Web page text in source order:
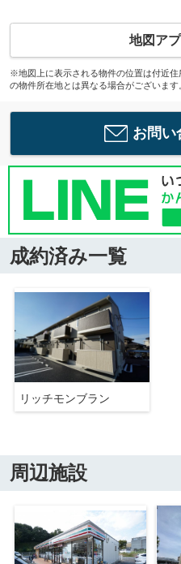
地図ア
※地図上に表示される物件の位置は付近
の物件所在地とは異なる場合がございます
お問い
成約済み一覧
リッチモンブラン
周辺施設